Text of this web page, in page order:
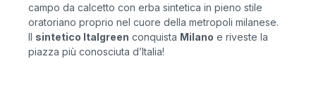
campo da calcetto con erba sintetica in pieno stile
oratoriano proprio nel cuore della metropoli milanese.
Il sintetico Italgreen conquista Milano e riveste la
piazza più conosciuta d’Italia!